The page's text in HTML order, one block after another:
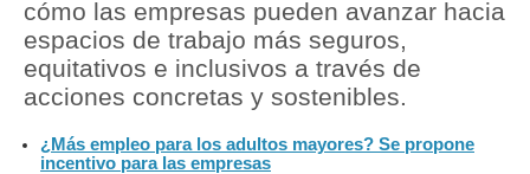
Tu Dinero
Finanzas Personales
Plus G
cómo las empresas pueden avanzar hacia
espacios de trabajo más seguros,
equitativos e inclusivos a través de
acciones concretas y sostenibles.
¿Más empleo para los adultos mayores? Se propone
incentivo para las empresas